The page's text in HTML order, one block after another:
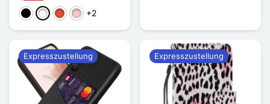
Schwarz
WeißRot Pink+2
Expresszustellung Expresszustellung